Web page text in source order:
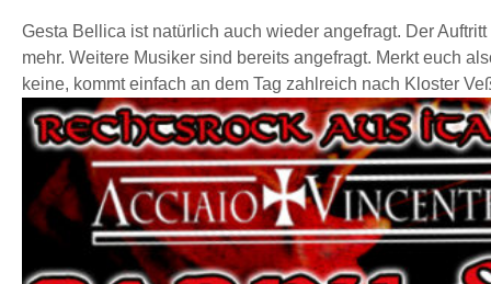
Gesta Bellica ist natürlich auch wieder angefragt. Der
mehr. Weitere Musiker sind bereits angefragt. Merkt euch
keine, kommt einfach an dem Tag zahlreich nach Kloster